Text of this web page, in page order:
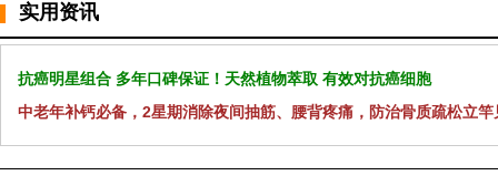
实用资讯
抗癌明星组合 多年口碑保证！天然植物萃取 有效对抗癌细胞
中老年补钙必备，2星期消除夜间抽筋、腰背疼痛，防治骨质疏松立竿